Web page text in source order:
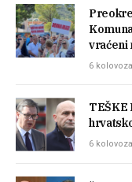
vraćeni
6
TEŠKE
6